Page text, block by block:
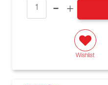
Wishlist